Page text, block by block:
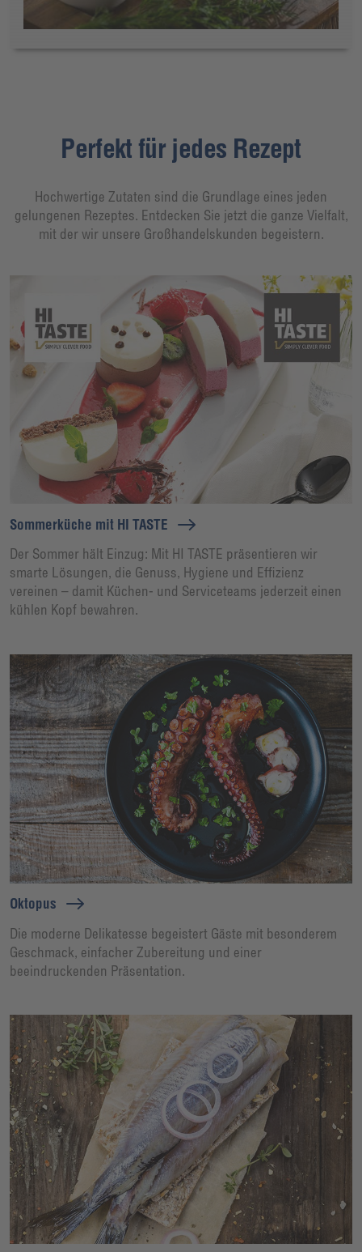
Perfekt für jedes Rezept
Hochwertige Zutaten sind die Grundlage eines jeden
gelungenen Rezeptes. Entdecken Sie jetzt die ganze Vielfalt,
mit der wir unsere Großhandelskunden begeistern.
Sommerküche mit HI TASTE
Der Sommer hält Einzug: Mit HI TASTE präsentieren wir
smarte Lösungen, die Genuss, Hygiene und Effizienz
vereinen – damit Küchen- und Serviceteams jederzeit einen
kühlen Kopf bewahren.
Oktopus
Die moderne Delikatesse begeistert Gäste mit besonderem
Geschmack, einfacher Zubereitung und einer
beeindruckenden Präsentation.